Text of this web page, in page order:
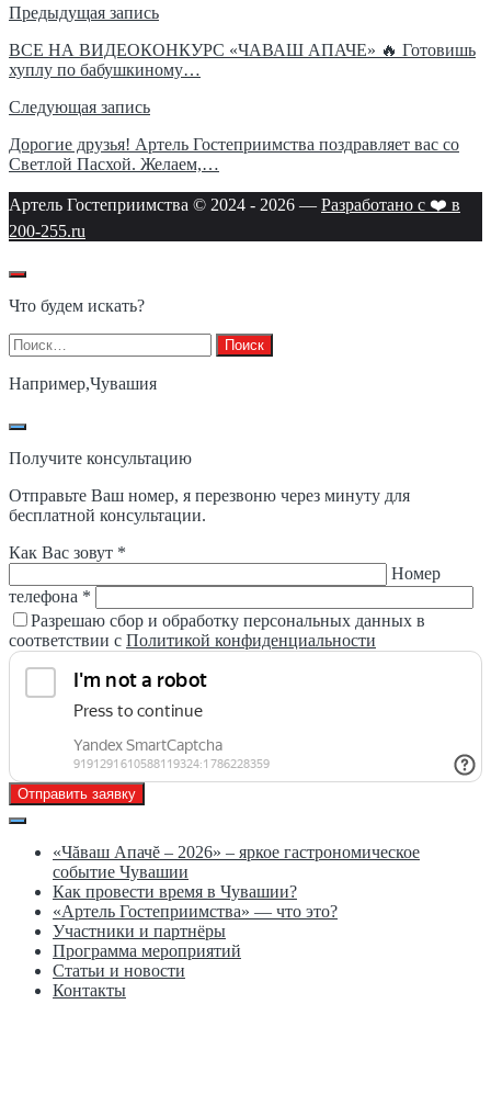
Навигация
по
записям
Предыдущая запись
ВСЕ НА ВИДЕОКОНКУРС «ЧАВАШ АПАЧЕ» 🔥 Готовишь
хуплу по бабушкиному…
Следующая запись
Дорогие друзья! Артель Гостеприимства поздравляет вас со
Светлой Пасхой. Желаем,…
Артель Гостеприимства © 2024 - 2026 — Разработано с ❤️ в
200-255.ru
Что будем искать?
Найти:
Например,Чувашия
Получите консультацию
Отправьте Ваш номер, я перезвоню через минуту для
бесплатной консультации.
Как Вас зовут *
Номер
телефона *
Разрешаю сбор и обработку персональных данных в
соответствии с Политикой конфиденциальности
Отправить заявку
«Чăваш Апачĕ – 2026» – яркое гастрономическое
событие Чувашии
Как провести время в Чувашии?
«Артель Гостеприимства» — что это?
Участники и партнёры
Программа мероприятий
Статьи и новости
Контакты